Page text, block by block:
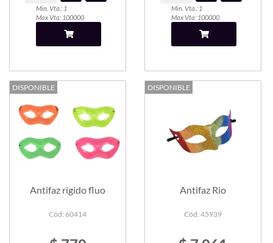
Min. Vta.: 1
Max Vta: 100000
Min. Vta.: 1
Max Vta: 100000
DISPONIBLE
Antifaz rigido fluo
Cód: 60414
DISPONIBLE
Antifaz Rio
Cód: 45939